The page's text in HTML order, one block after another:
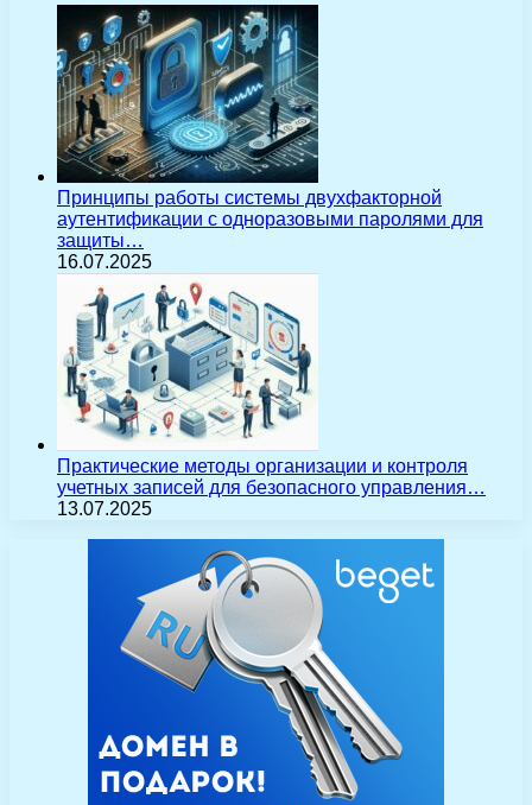
Принципы работы системы двухфакторной
аутентификации с одноразовыми паролями для
защиты…
16.07.2025
Практические методы организации и контроля
учетных записей для безопасного управления…
13.07.2025